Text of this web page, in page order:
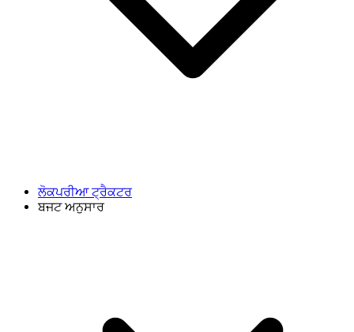
ਲੋਕਪਰੀਆ ਟ੍ਰੈਕਟਰ
ਬਜਟ ਅਨੁਸਾਰ